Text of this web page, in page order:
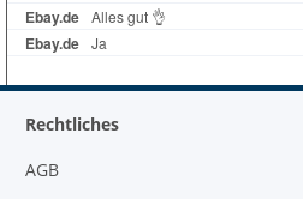
Rechtliches
AGB